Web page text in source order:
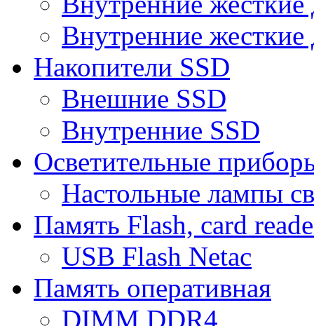
Внутренние
Накопители SSD
Внешние SSD
Внутренние SSD
Осветительные
Настольные лампы
Память Flash, card
USB Flash Netac
Память оперативная
DIMM DDR4